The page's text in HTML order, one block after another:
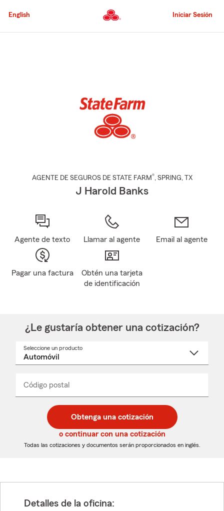
al
principal
English Iniciar Sesión
AGENTE DE SEGUROS DE STATE FARM®, SPRING, TX
J Harold Banks
Agente de texto Llamar al agente Email al agente
Pagar una factura
Obtén una tarjeta
de identificación
¿Le gustaría obtener una cotización?
Seleccione un producto
desplegable
Código postal
de
5
dígitos
de
5
dígitos
_____
Obtenga una cotización
o continuar con una cotización
Todas las cotizaciones y documentos serán proporcionados en inglés.
Detalles de la oficina: